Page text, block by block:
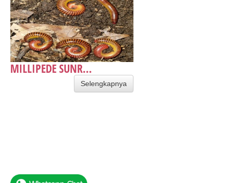
MILLIPEDE SUNR...
Selengkapnya